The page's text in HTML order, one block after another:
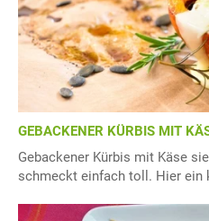
GEBACKENER KÜRBIS MIT
Gebackener Kürbis mit Käse
schmeckt einfach toll. Hier ein